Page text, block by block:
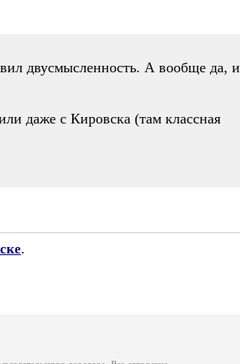
двусмысленность. А вообще да, и
даже с Кировска (там классная
.